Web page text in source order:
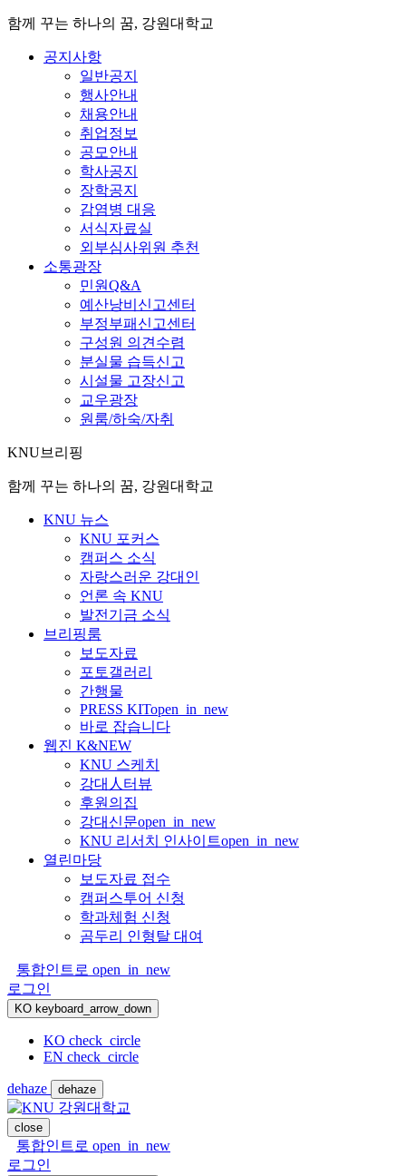
함께 꾸는 하나의 꿈, 강원대학교
공지사항
일반공지
행사안내
채용안내
취업정보
공모안내
학사공지
장학공지
감염병 대응
서식자료실
외부심사위원 추천
소통광장
민원Q&A
예산낭비신고센터
부정부패신고센터
구성원 의견수렴
분실물 습득신고
시설물 고장신고
교우광장
원룸/하숙/자취
KNU브리핑
함께 꾸는 하나의 꿈, 강원대학교
KNU 뉴스
KNU 포커스
캠퍼스 소식
자랑스러운 강대인
언론 속 KNU
발전기금 소식
브리핑룸
보도자료
포토갤러리
간행물
PRESS KITopen_in_new
바로 잡습니다
웹진 K&NEW
KNU 스케치
강대人터뷰
후원의집
강대신문open_in_new
KNU 리서치 인사이트open_in_new
열린마당
보도자료 접수
캠퍼스투어 신청
학과체험 신청
곰두리 인형탈 대여
통합인트로 open_in_new
로그인
KO keyboard_arrow_down
KO check_circle
EN check_circle
dehaze dehaze
close
통합인트로 open_in_new
로그인